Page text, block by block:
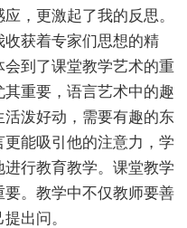
，更激起了我的反思。
获着专家们思想的精
到了课堂教学艺术的重
重要，语言艺术中的趣
泼好动，需要有趣的东
能吸引他的注意力，学
行教育教学。课堂教学
。教学中不仅教师要善
出问。